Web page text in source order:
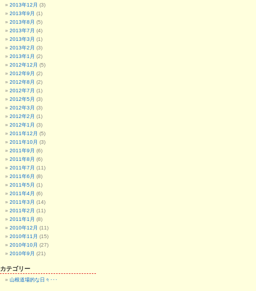
2013年12月 (3)
2013年9月 (1)
2013年8月 (5)
2013年7月 (4)
2013年3月 (1)
2013年2月 (3)
2013年1月 (2)
2012年12月 (5)
2012年9月 (2)
2012年8月 (2)
2012年7月 (1)
2012年5月 (3)
2012年3月 (3)
2012年2月 (1)
2012年1月 (3)
2011年12月 (5)
2011年10月 (3)
2011年9月 (6)
2011年8月 (6)
2011年7月 (11)
2011年6月 (8)
2011年5月 (1)
2011年4月 (6)
2011年3月 (14)
2011年2月 (11)
2011年1月 (8)
2010年12月 (11)
2010年11月 (15)
2010年10月 (27)
2010年9月 (21)
カテゴリー
山根道場的な日々･･･